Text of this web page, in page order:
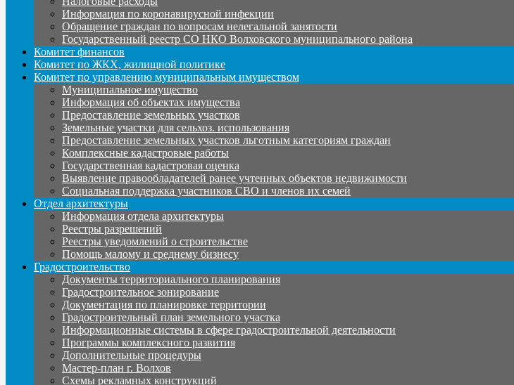
Информация по коронавирусной инфекции
Обращение граждан по вопросам нелегальной занятости
Государственный реестр СО НКО Волховского муниципального района
Комитет финансов
Комитет по ЖКХ, жилищной политике
Комитет по управлению муниципальным имуществом
Муниципальное имущество
Информация об объектах имущества
Предоставление земельных участков
Земельные участки для сельхоз. использования
Предоставление земельных участков льготным категориям граждан
Комплексные кадастровые работы
Государственная кадастровая оценка
Выявление правообладателей ранее учтенных объектов недвижимости
Социальная поддержка участников СВО и членов их семей
Отдел архитектуры
Информация отдела архитектуры
Реестры разрешений
Реестры уведомлений о строительстве
Помощь малому и среднему бизнесу
Градостроительство
Документы территориального планирования
Градостроительное зонирование
Документация по планировке территории
Градостроительный план земельного участка
Информационные системы в сфере градостроительной деятельности
Программы комплексного развития
Дополнительные процедуры
Мастер-план г. Волхов
Схемы рекламных конструкций